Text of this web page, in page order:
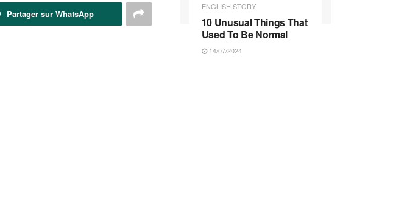
Partager sur WhatsApp
ENGLISH STORY
10 Unusual Things That
Used To Be Normal
14/07/2024